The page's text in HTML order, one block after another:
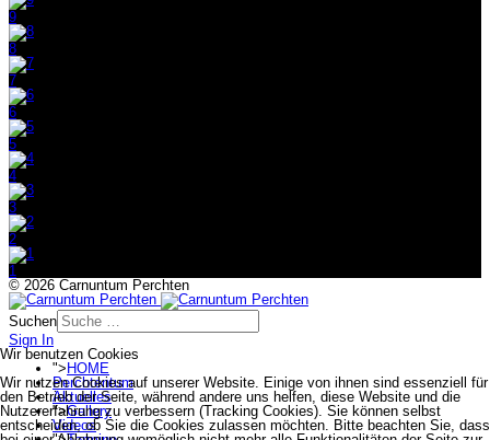
9
8
7
6
5
4
3
2
1
© 2026 Carnuntum Perchten
Suchen
Sign In
"> HOME
Perchtentum
Aktuelles
">Gallery
Videos
Wir benutzen Cookies
Wir nutzen Cookies auf unserer Website. Einige von ihnen sind essenziell für
den Betrieb der Seite, während andere uns helfen, diese Website und die
Nutzererfahrung zu verbessern (Tracking Cookies). Sie können selbst
entscheiden, ob Sie die Cookies zulassen möchten. Bitte beachten Sie, dass